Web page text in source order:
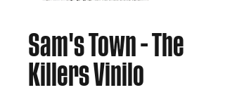
Sam's Town - The
Killers Vinilo